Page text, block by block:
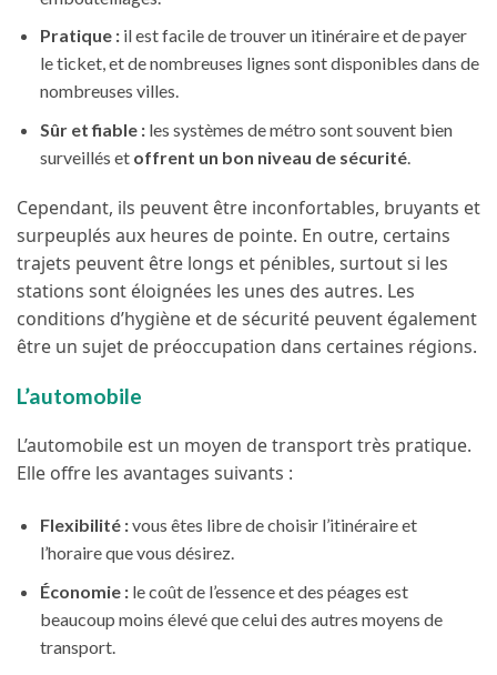
Pratique :il est facile de trouver un itinéraire et de payer
le ticket, et de nombreuses lignes sont disponibles dans de
nombreuses villes.
Sûr et fiable :les systèmes de métro sont souvent bien
surveillés et offrent un bon niveau de sécurité.
Cependant, ils peuvent être inconfortables, bruyants et
surpeuplés aux heures de pointe. En outre, certains
trajets peuvent être longs et pénibles, surtout si les
stations sont éloignées les unes des autres. Les
conditions d’hygiène et de sécurité peuvent également
être un sujet de préoccupation dans certaines régions.
L’automobile
L’automobile est un moyen de transport très pratique.
Elle offre les avantages suivants :
Flexibilité :vous êtes libre de choisir l’itinéraire et
l’horaire que vous désirez.
Économie :le coût de l’essence et des péages est
beaucoup moins élevé que celui des autres moyens de
transport.